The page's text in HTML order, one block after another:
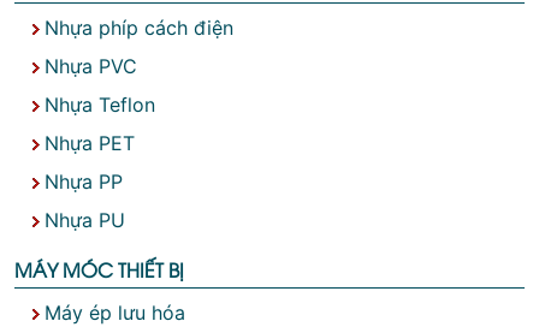
Nhựa phíp cách điện
Nhựa PVC
Nhựa Teflon
Nhựa PET
Nhựa PP
Nhựa PU
MÁY MÓC THIẾT BỊ
Máy ép lưu hóa